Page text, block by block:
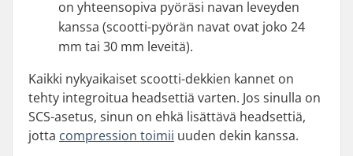
on yhteensopiva pyöräsi navan leveyden
kanssa (scootti-pyörän navat ovat joko 24
mm tai 30 mm leveitä).
Kaikki nykyaikaiset scootti-dekkien kannet on
tehty integroitua headsettiä varten. Jos sinulla on
SCS-asetus, sinun on ehkä lisättävä headsettiä,
jotta compression toimii uuden dekin kanssa.